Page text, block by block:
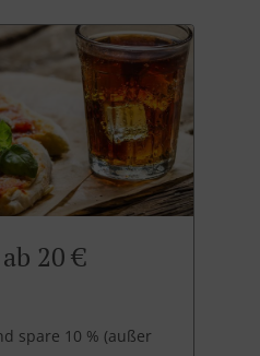
20 €
spare 10 % (außer